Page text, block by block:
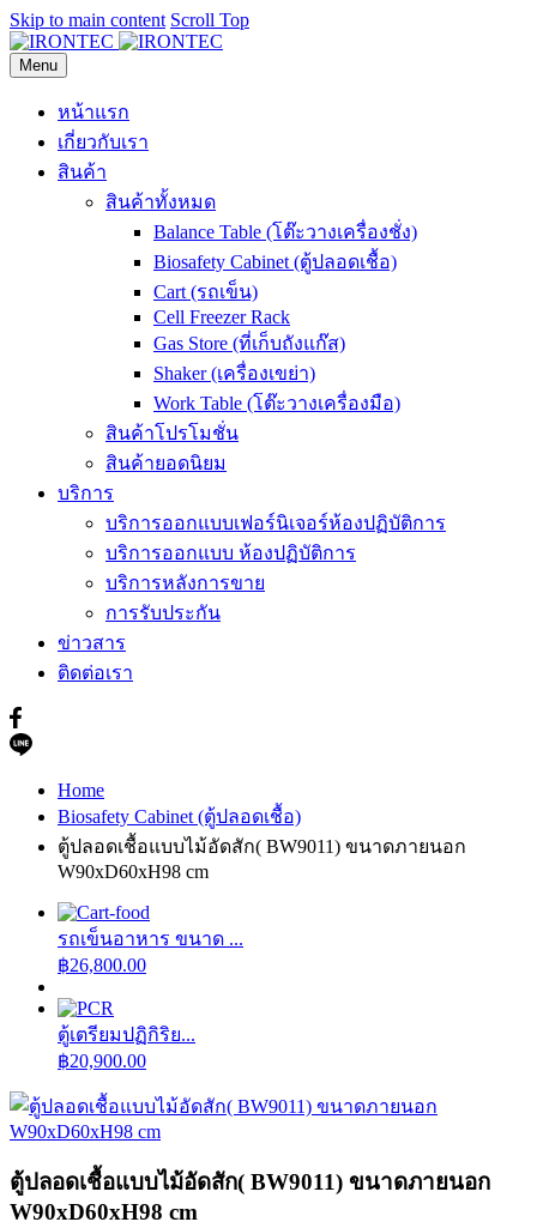
Skip to main content Scroll Top
Menu
หน้าแรก
เกี่ยวกับเรา
สินค้า
สินค้าทั้งหมด
Balance Table (โต๊ะวางเครื่องชั่ง)
Biosafety Cabinet (ตู้ปลอดเชื้อ)
Cart (รถเข็น)
Cell Freezer Rack
Gas Store (ที่เก็บถังแก๊ส)
Shaker (เครื่องเขย่า)
Work Table (โต๊ะวางเครื่องมือ)
สินค้าโปรโมชั่น
สินค้ายอดนิยม
บริการ
บริการออกแบบเฟอร์นิเจอร์ห้องปฏิบัติการ
บริการออกแบบ ห้องปฏิบัติการ
บริการหลังการขาย
การรับประกัน
ข่าวสาร
ติดต่อเรา
Home
Biosafety Cabinet (ตู้ปลอดเชื้อ)
ตู้ปลอดเชื้อแบบไม้อัดสัก( BW9011) ขนาดภายนอก
W90xD60xH98 cm
รถเข็นอาหาร ขนาด ...
฿26,800.00
ตู้เตรียมปฏิกิริย...
฿20,900.00
ตู้ปลอดเชื้อแบบไม้อัดสัก( BW9011) ขนาดภายนอก
W90xD60xH98 cm